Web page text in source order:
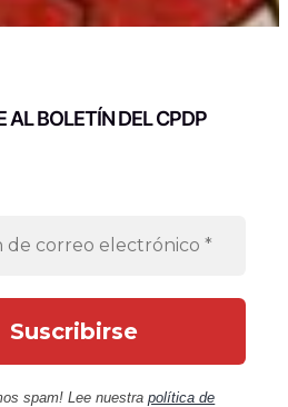
AL BOLETÍN DEL CPDP
spam! Lee nuestrapolítica de